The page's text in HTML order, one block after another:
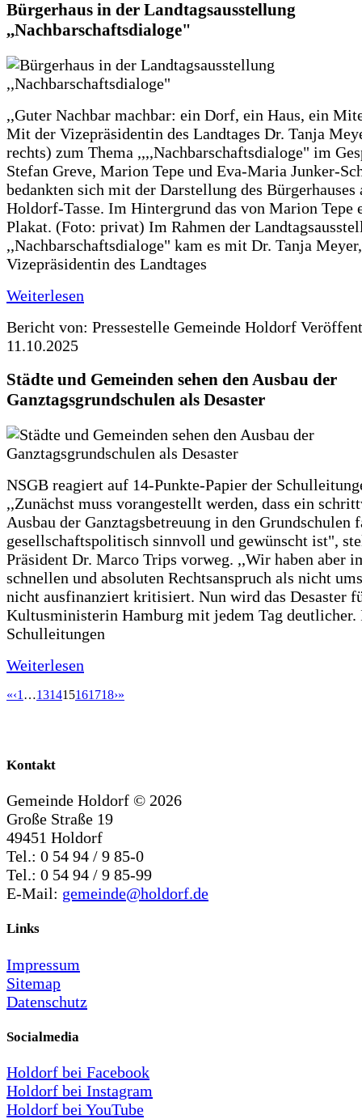
Bürgerhaus in der Landtagsausstellung
,,Nachbarschaftsdialoge"
,,Guter Nachbar machbar: ein Dorf, ein Haus, ein
Mit der Vizepräsidentin des Landtages Dr. Tanja
rechts) zum Thema ,,,,Nachbarschaftsdialoge" im
Stefan Greve, Marion Tepe und Eva-Maria Junker-
bedankten sich mit der Darstellung des Bürgerhauses
Holdorf-Tasse. Im Hintergrund das von Marion Tepe
Plakat. (Foto: privat) Im Rahmen der
,,Nachbarschaftsdialoge" kam es mit Dr. Tanja Meyer,
Vizepräsidentin des Landtages
Weiterlesen
Bericht von: Pressestelle Gemeinde Holdorf
11.10.2025
Städte und Gemeinden sehen den Ausbau der
Ganztagsgrundschulen als Desaster
NSGB reagiert auf 14-Punkte-Papier der
,,Zunächst muss vorangestellt werden, dass ein
Ausbau der Ganztagsbetreuung in den Grundschulen
gesellschaftspolitisch sinnvoll und gewünscht ist",
Präsident Dr. Marco Trips vorweg. ,,Wir haben aber
schnellen und absoluten Rechtsanspruch als nicht
nicht ausfinanziert kritisiert. Nun wird das Desaster
Kultusministerin Hamburg mit jedem Tag deutlicher.
Schulleitungen
Weiterlesen
«‹1 …131415161718›»
Kontakt
Gemeinde Holdorf © 2026
Große Straße 19
49451 Holdorf
Tel.: 0 54 94 / 9 85-0
Tel.: 0 54 94 / 9 85-99
E-Mail: gemeinde@holdorf.de
Links
Impressum
Sitemap
Datenschutz
Socialmedia
Holdorf bei Facebook
Holdorf bei Instagram
Holdorf bei YouTube